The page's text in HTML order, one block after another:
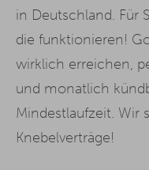
in Deutschland. Für
die funktionieren!
wirklich erreichen,
und monatlich
Mindestlaufzeit. Wir
Knebelverträge!